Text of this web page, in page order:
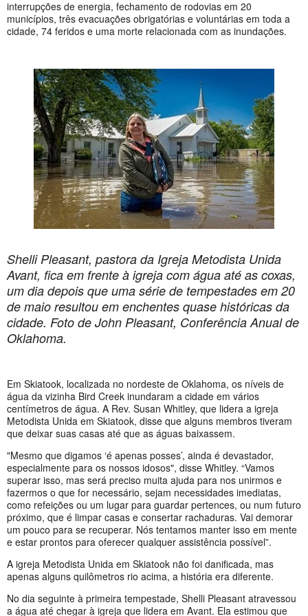
interrupções de energia, fechamento de rodovias em 20
municípios, três evacuações obrigatórias e voluntárias em toda a
cidade, 74 feridos e uma morte relacionada com as inundações.
Shelli Pleasant, pastora da Igreja Metodista Unida
Avant, fica em frente à igreja com água até as coxas,
um dia depois que uma série de tempestades em 20
de maio resultou em enchentes quase históricas da
cidade. Foto de John Pleasant, Conferência Anual de
Oklahoma.
Em Skiatook, localizada no nordeste de Oklahoma, os níveis de
água da vizinha Bird Creek inundaram a cidade em vários
centímetros de água. A Rev. Susan Whitley, que lidera a igreja
Metodista Unida em Skiatook, disse que alguns membros tiveram
que deixar suas casas até que as águas baixassem.
"Mesmo que digamos ‘é apenas posses’, ainda é devastador,
especialmente para os nossos idosos", disse Whitley. “Vamos
superar isso, mas será preciso muita ajuda para nos unirmos e
fazermos o que for necessário, sejam necessidades imediatas,
como refeições ou um lugar para guardar pertences, ou num futuro
próximo, que é limpar casas e consertar rachaduras. Vai demorar
um pouco para se recuperar. Nós tentamos manter isso em mente
e estar prontos para oferecer qualquer assistência possível”.
A igreja Metodista Unida em Skiatook não foi danificada, mas
apenas alguns quilômetros rio acima, a história era diferente.
No dia seguinte à primeira tempestade, Shelli Pleasant atravessou
a água até chegar à igreja que lidera em Avant. Ela estimou que